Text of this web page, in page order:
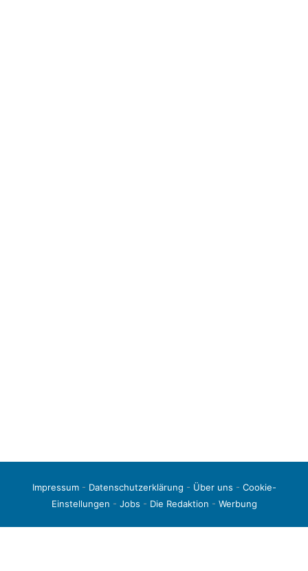
Impressum- Datenschutzerklärung - Über uns - Cookie-
Einstellungen - Jobs - Die Redaktion - Werbung